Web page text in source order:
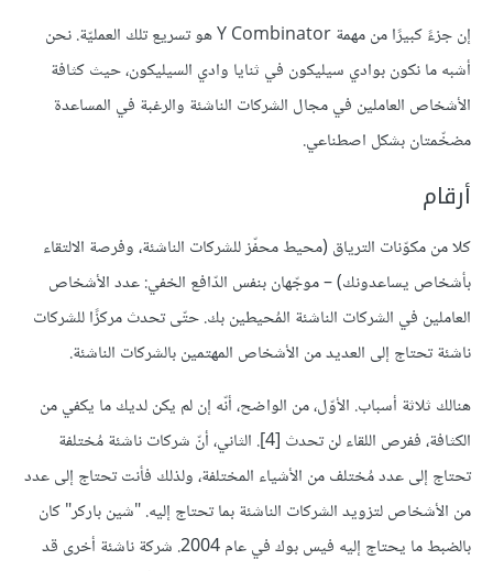
إن جزءً كبيرًا من مهمة Y Combinator هو تسريع تلك العمليّة. نحن
أشبه ما نكون بوادي سيليكون في ثنايا وادي السيليكون، حيث كثافة
الأشخاص العاملين في مجال الشركات الناشئة والرغبة في المساعدة
مضخّمتان بشكل اصطناعي.
أرقام
كلا من مكوّنات الترياق (محيط محفّز للشركات الناشئة، وفرصة الالتقاء
بأشخاص يساعدونك) – موجّهان بنفس الدّافع الخفي: عدد الأشخاص
العاملين في الشركات الناشئة المُحيطين بك. حتّى تحدث مركزًا للشركات
ناشئة تحتاج إلى العديد من الأشخاص المهتمين بالشركات الناشئة.
هنالك ثلاثة أسباب. الأوّل، من الواضح، أنّه إن لم يكن لديك ما يكفي من
الكثافة، ففرص اللقاء لن تحدث [4]. الثاني، أنّ شركات ناشئة مُختلفة
تحتاج إلى عدد مُختلف من الأشياء المختلفة، ولذلك فأنت تحتاج إلى عدد
من الأشخاص لتزويد الشركات الناشئة بما تحتاج إليه. "شين باركر" كان
بالضبط ما يحتاج إليه فيس بوك في عام 2004. شركة ناشئة أخرى قد